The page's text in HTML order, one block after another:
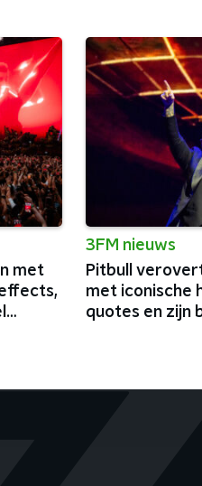
met
3FM nieuws
Pitbull
met iconische
quotes en zijn